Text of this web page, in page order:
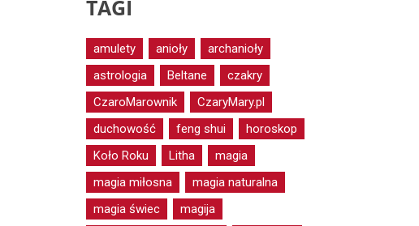
TAGI
amulety anioły
archanioły
astrologia
Beltane
czakry
CzaroMarownik
CzaryMary.pl
duchowość
feng shui
horoskop
Koło Roku
Litha
magia
magia miłosna
magia naturalna
magia świec
magija